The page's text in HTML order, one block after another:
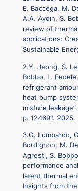
E. Baccega, M.
A.A. Aydın, S.
review of
applications:
Sustainable
2.Y. Jeong, S.
Bobbo, L.
refrigerant
heat pump
mixture leakage”.
p. 124691. 2025.
3.G. Lombardo,
Bordignon, M.
Agresti, S.
performance
latent thermal
Insights from the